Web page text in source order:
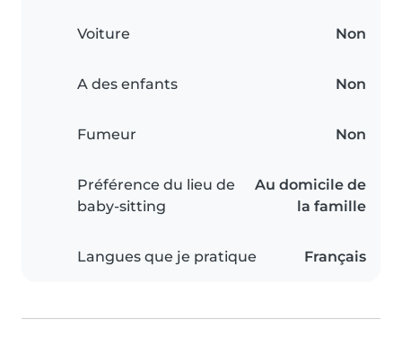
Voiture Non
A des enfants Non
Fumeur Non
Préférence du lieu de
baby-sitting
Au domicile de
la famille
Langues que je pratique Français